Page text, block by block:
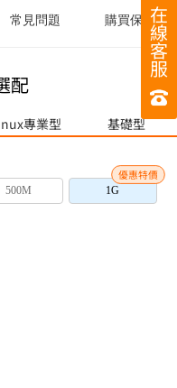
在
線
客
服
常見問題 購買保障
配
專業型 基礎型
500M 1G
優惠特價